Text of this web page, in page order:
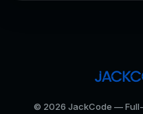
© 2026 JackCode —